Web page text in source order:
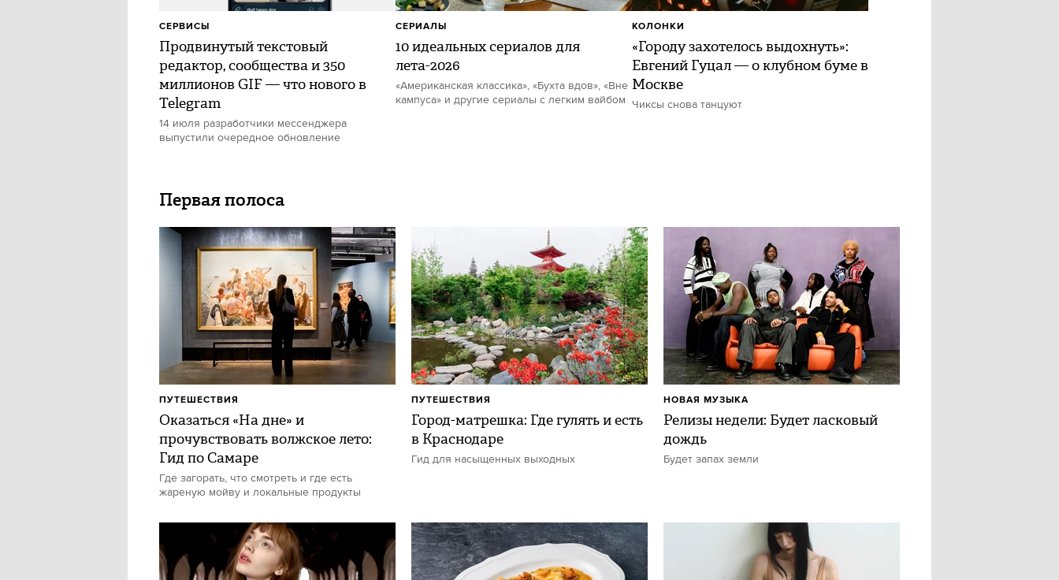
Продвинутый текстовый
редактор, сообщества и 350
миллионов GIF — что нового в
Telegram
14 июля разработчики мессенджера
выпустили очередное обновление
СЕРВИСЫ
10 идеальных сериалов для
лета-2026
«Американская классика», «Бухта вдов», «Вне
кампуса» и другие сериалы с легким вайбом
СЕРИАЛЫ
«Городу захотелось выдохнуть»:
Евгений Гуцал — о клубном буме в
Москве
Чиксы снова танцуют
КОЛОНКИ
Первая полоса
Оказаться «На дне» и
прочувствовать волжское лето:
Гид по Самаре
Где загорать, что смотреть и где есть
жареную мойву и локальные продукты
ПУТЕШЕСТВИЯ
Город-матрешка: Где гулять и есть
в Краснодаре
Гид для насыщенных выходных
ПУТЕШЕСТВИЯ
Релизы недели: Будет ласковый
дождь
Будет запах земли
НОВАЯ МУЗЫКА